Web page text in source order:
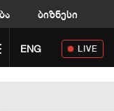
ბიზნესი
navigation
ENG LIVE